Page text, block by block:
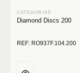
Diamond Discs 200
REF: RO937F.104.200